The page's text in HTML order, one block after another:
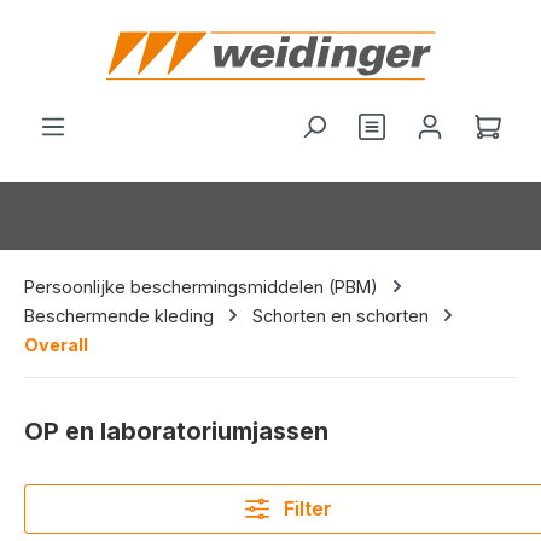
Je hebt 0 items
Persoonlijke beschermingsmiddelen (PBM)
Beschermende kleding
Schorten en schorten
Overall
OP en laboratoriumjassen
Filter